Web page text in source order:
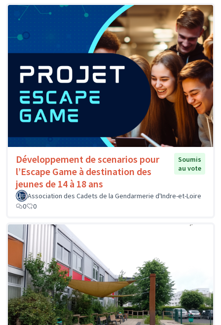
Développement de scenarios pour
l’Escape Game à destination des
jeunes de 14 à 18 ans
Soumis
au vote
Association des Cadets de la Gendarmerie d'Indre-et-Loire
0
0